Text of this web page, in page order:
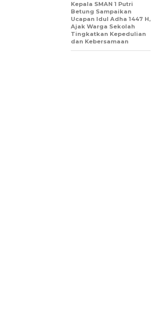
Kepala SMAN 1 Putri
Betung Sampaikan
Ucapan Idul Adha 1447 H,
Ajak Warga Sekolah
Tingkatkan Kepedulian
dan Kebersamaan